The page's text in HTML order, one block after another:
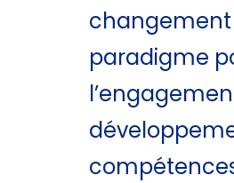
paradigme